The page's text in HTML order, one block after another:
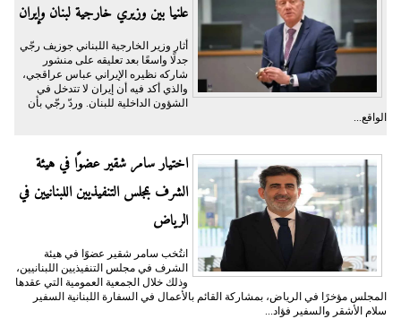
علنيا بين وزيري خارجية لبنان وإيران
أثار وزير الخارجية اللبناني جوزيف رجّي
جدلًا واسعًا بعد تعليقه على منشور
شاركه نظيره الإيراني عباس عراقجي،
والذي أكد فيه أن إيران لا تتدخل في
الشؤون الداخلية للبنان. وردّ رجّي بأن
الواقع...
اختيار سامر شقير عضوًا في هيئة
الشرف بمجلس التنفيذيين اللبنانيين في
الرياض
انتُخب سامر شقير عضوًا في هيئة
الشرف في مجلس التنفيذيين اللبنانيين،
وذلك خلال الجمعية العمومية التي عقدها
المجلس مؤخرًا في الرياض، بمشاركة القائم بالأعمال في السفارة اللبنانية السفير
سلام الأشقر والسفير فؤاد...